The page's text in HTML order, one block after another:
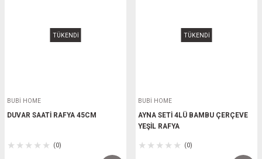
TÜKENDİ
BUBİ HOME
DUVAR SAATİ RAFYA 45CM
(0)
TÜKENDİ
BUBİ HOME
AYNA SETİ 4LÜ BAMBU ÇERÇEVE
YEŞİL RAFYA
(0)